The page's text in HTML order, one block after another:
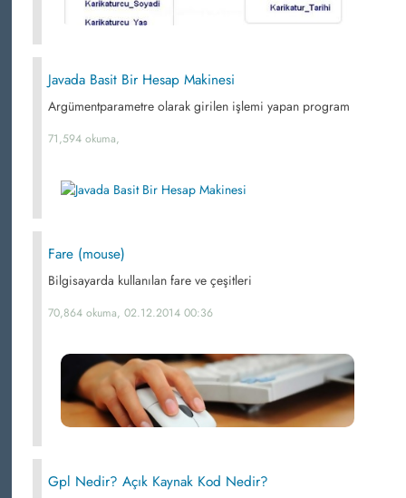
Javada Basit Bir Hesap Makinesi
Argümentparametre olarak girilen işlemi yapan program
71,594 okuma,
Fare (mouse)
Bilgisayarda kullanılan fare ve çeşitleri
70,864 okuma, 02.12.2014 00:36
Gpl Nedir? Açık Kaynak Kod Nedir?